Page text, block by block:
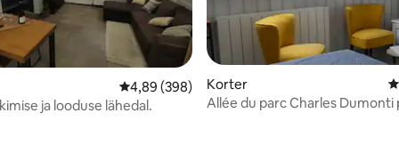
112 hinnangut
Keskmine hinnang 4,89/5, 398 hinnangut
4,89 (398)
ja looduse lähedal.
Korter
Allée du parc Charles Dumonti